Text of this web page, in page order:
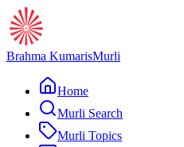
Brahma KumarisMurli
Home
Murli Search
Murli Topics